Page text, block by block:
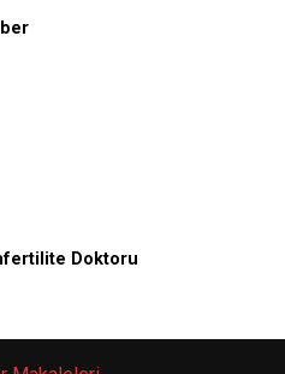
Doktoru